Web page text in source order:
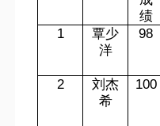
绩
1
覃少
洋
98
2
刘杰
希
100